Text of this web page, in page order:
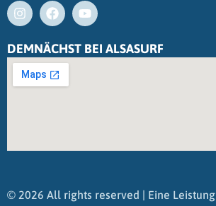
DEMNÄCHST BEI ALSASURF
© 2026 All rights reserved | Eine Leistung